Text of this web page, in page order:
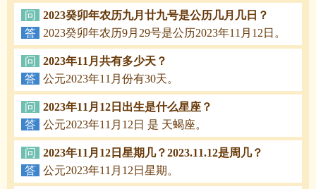
问
2023癸卯年农历九月廿九号是公历几月几日？
答
2023癸卯年农历9月29号是公历2023年11月12日。
问
2023年11月共有多少天？
答 公元2023年11月份有30天。
问
2023年11月12日出生是什么星座？
答 公元2023年11月12日 是 天蝎座。
问
2023年11月12日星期几？2023.11.12是周几？
答 公元2023年11月12日星期。